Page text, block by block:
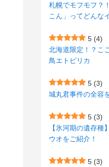
(10)
(9)
(11)
(3)
(15)
(157)
(52)
(5)
(4)
(1)
(10)
(2)
(1)
(3)
(3)
(1)
札幌でモフモフ？
こん」ってどんな
5 (4)
北海道限定！？こ
鳥エトピリカ
5 (3)
城丸君事件の全容
5 (3)
【氷河期の遺存種
ウオをご紹介！
5 (3)